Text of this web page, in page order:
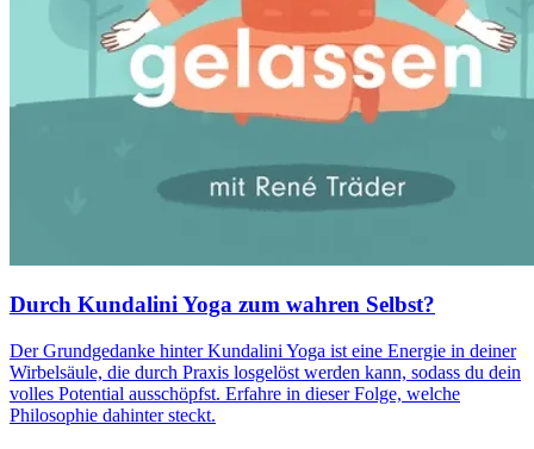
Durch Kundalini Yoga zum wahren Selbst?
Der Grundgedanke hinter Kundalini Yoga ist eine Energie in deiner
Wirbelsäule, die durch Praxis losgelöst werden kann, sodass du dein
volles Potential ausschöpfst. Erfahre in dieser Folge, welche
Philosophie dahinter steckt.